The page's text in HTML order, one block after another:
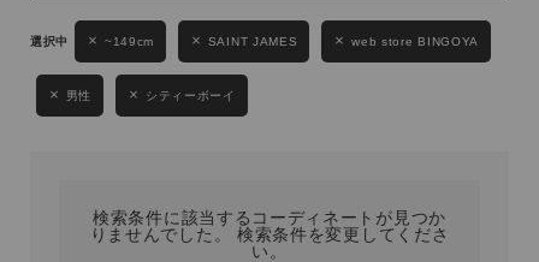
性別
MENS LADIES KIDS
~149cm SAINT JAMES web store BINGOYA
男性 シティーボーイ
検索条件に該当するコーディネートが見つか
りませんでした。 検索条件を変更してくださ
い。